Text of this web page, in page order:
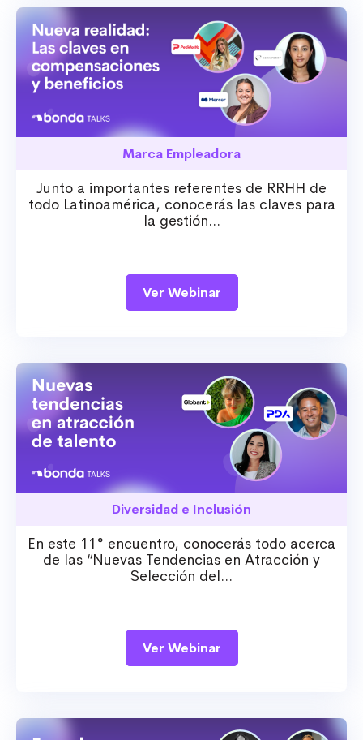
Marca Empleadora
Junto a importantes referentes de RRHH de
todo Latinoamérica, conocerás las claves para
la gestión...
Ver Webinar
Diversidad e Inclusión
En este 11° encuentro, conocerás todo acerca
de las “Nuevas Tendencias en Atracción y
Selección del...
Ver Webinar